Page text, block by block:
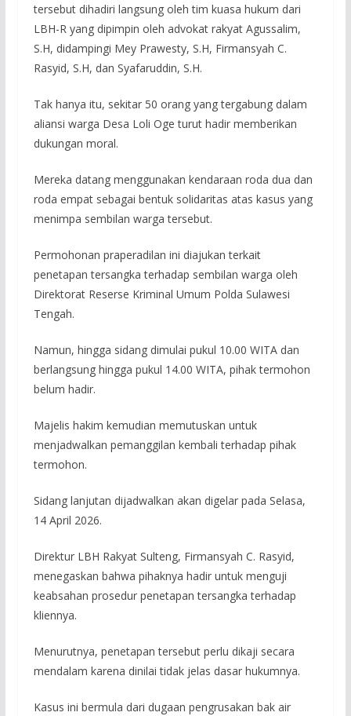
tersebut dihadiri langsung oleh tim kuasa hukum dari
LBH-R yang dipimpin oleh advokat rakyat Agussalim,
S.H, didampingi Mey Prawesty, S.H, Firmansyah C.
Rasyid, S.H, dan Syafaruddin, S.H.
Tak hanya itu, sekitar 50 orang yang tergabung dalam
aliansi warga Desa Loli Oge turut hadir memberikan
dukungan moral.
Mereka datang menggunakan kendaraan roda dua dan
roda empat sebagai bentuk solidaritas atas kasus yang
menimpa sembilan warga tersebut.
Permohonan praperadilan ini diajukan terkait
penetapan tersangka terhadap sembilan warga oleh
Direktorat Reserse Kriminal Umum Polda Sulawesi
Tengah.
Namun, hingga sidang dimulai pukul 10.00 WITA dan
berlangsung hingga pukul 14.00 WITA, pihak termohon
belum hadir.
Majelis hakim kemudian memutuskan untuk
menjadwalkan pemanggilan kembali terhadap pihak
termohon.
Sidang lanjutan dijadwalkan akan digelar pada Selasa,
14 April 2026.
Direktur LBH Rakyat Sulteng, Firmansyah C. Rasyid,
menegaskan bahwa pihaknya hadir untuk menguji
keabsahan prosedur penetapan tersangka terhadap
kliennya.
Menurutnya, penetapan tersebut perlu dikaji secara
mendalam karena dinilai tidak jelas dasar hukumnya.
Kasus ini bermula dari dugaan pengrusakan bak air